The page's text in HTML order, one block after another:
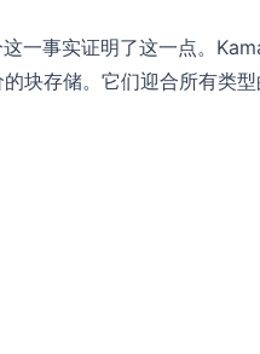
一事实证明了这一点。
块存储。它们迎合所有类